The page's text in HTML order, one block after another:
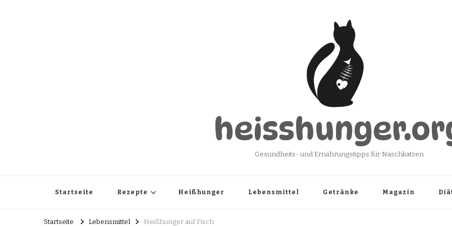
Gesundheits- und Ernährungstipps für Naschkatzen
Startseite Rezepte Heißhunger Lebensmittel Getränke Magazin
Startseite Lebensmittel Heißhunger auf Fisch